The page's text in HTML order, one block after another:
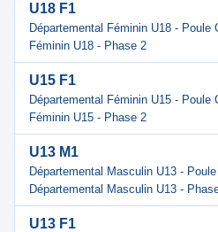
U18 F1
Départemental Féminin U18 - Poule
Féminin U18 - Phase 2
U15 F1
Départemental Féminin U15 - Poule
Féminin U15 - Phase 2
U13 M1
Départemental Masculin U13 -
Départemental Masculin U13 -
U13 F1